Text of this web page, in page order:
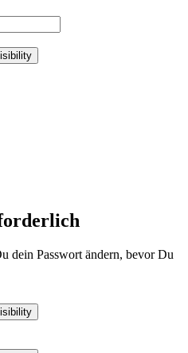
dein Passwort ändern, bevor Du